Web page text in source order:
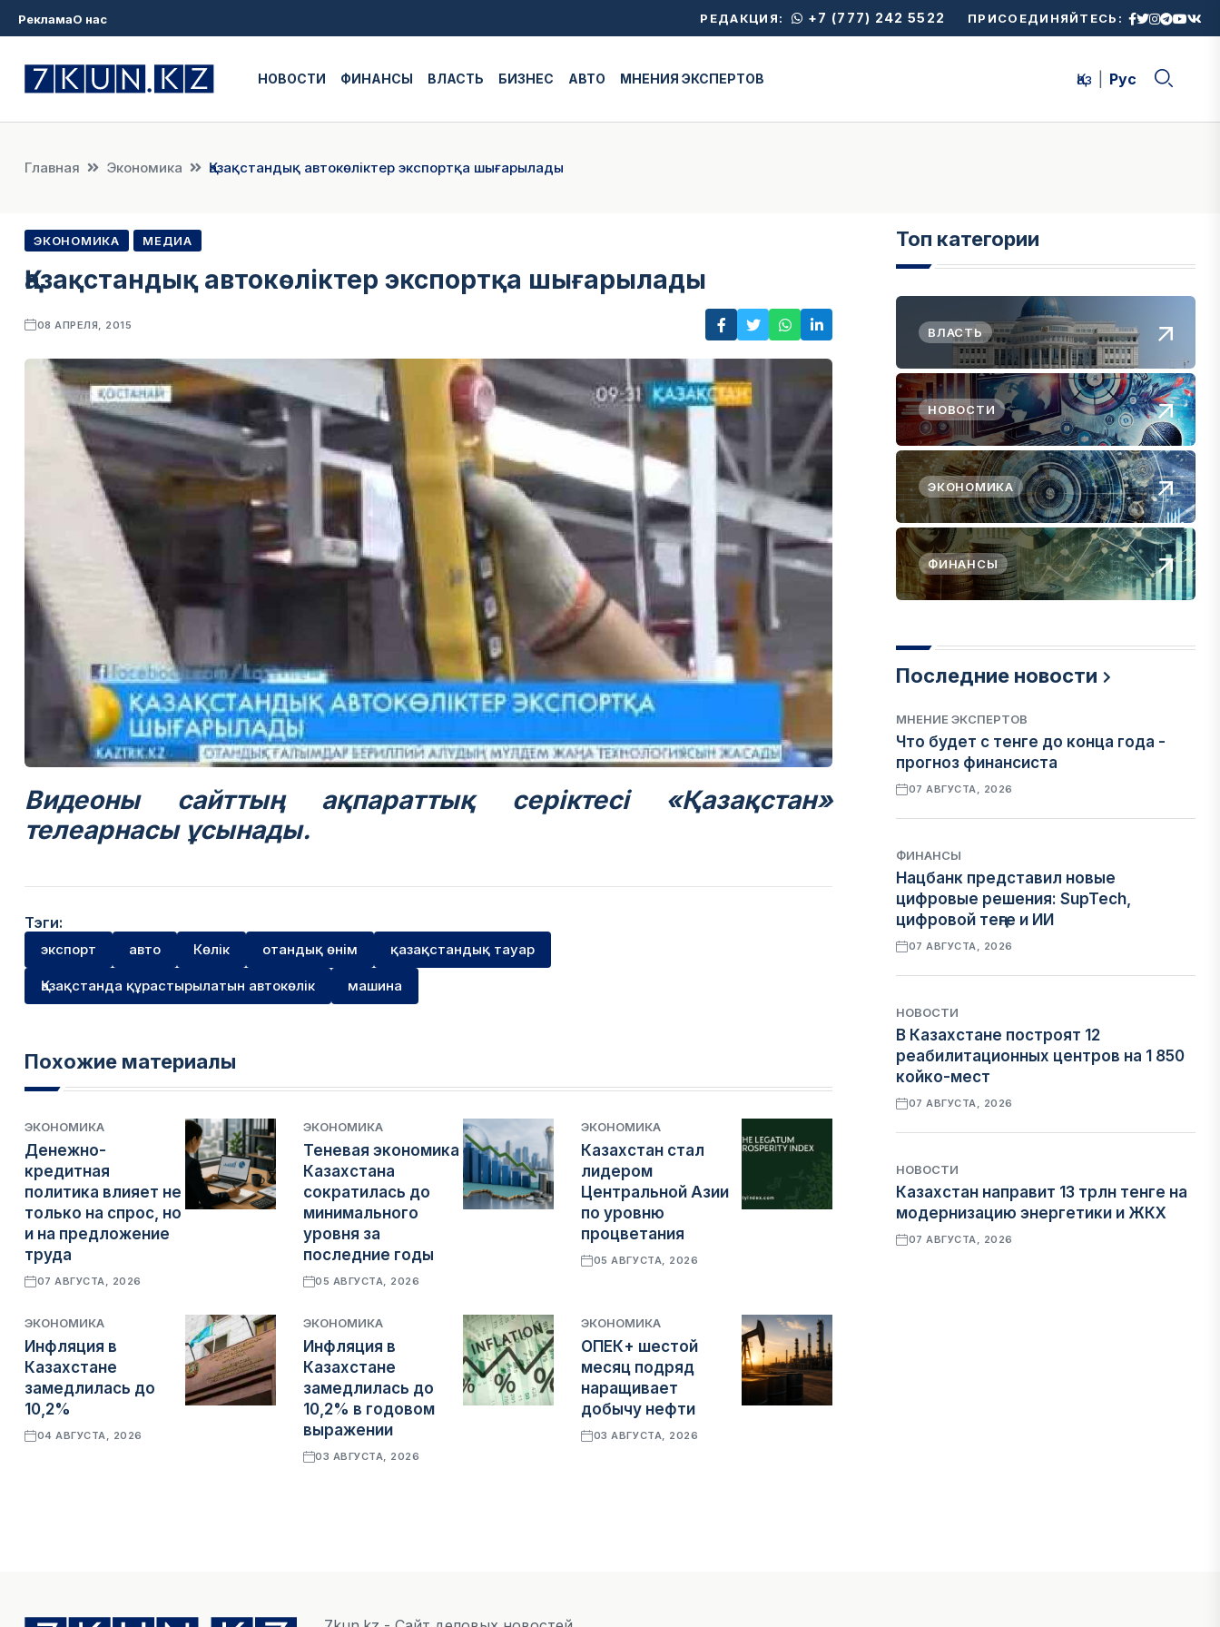
РекламаО нас РЕДАКЦИЯ: +7 (777) 242 5522 ПРИСОЕДИНЯЙТЕСЬ:
НОВОСТИ ФИНАНСЫ ВЛАСТЬ БИЗНЕС АВТО МНЕНИЯ ЭКСПЕРТОВ Қаз Рус
Главная Экономика Қазақстандық автокөліктер экспортқа шығарылады
ЭКОНОМИКА МЕДИА
Қазақстандық автокөліктер экспортқа шығарылады
08 АПРЕЛЯ, 2015
Видеоны сайттың ақпараттық серіктесі «Қазақстан»
телеарнасы ұсынады.
Тэги:
экспорт авто Көлік отандық өнім қазақстандық тауар
Қазақстанда құрастырылатын автокөлік машина
Похожие материалы
ЭКОНОМИКА
Денежно-
кредитная
политика влияет не
только на спрос, но
и на предложение
труда
07 АВГУСТА, 2026
ЭКОНОМИКА
Теневая экономика
Казахстана
сократилась до
минимального
уровня за
последние годы
05 АВГУСТА, 2026
ЭКОНОМИКА
Казахстан стал
лидером
Центральной Азии
по уровню
процветания
05 АВГУСТА, 2026
ЭКОНОМИКА
Инфляция в
Казахстане
замедлилась до
10,2%
04 АВГУСТА, 2026
ЭКОНОМИКА
Инфляция в
Казахстане
замедлилась до
10,2% в годовом
выражении
03 АВГУСТА, 2026
ЭКОНОМИКА
ОПЕК+ шестой
месяц подряд
наращивает
добычу нефти
03 АВГУСТА, 2026
Топ категории
ВЛАСТЬ
НОВОСТИ
ЭКОНОМИКА
ФИНАНСЫ
Последние новости
МНЕНИЕ ЭКСПЕРТОВ
Что будет с тенге до конца года -
прогноз финансиста
07 АВГУСТА, 2026
ФИНАНСЫ
Нацбанк представил новые
цифровые решения: SupTech,
цифровой теңге и ИИ
07 АВГУСТА, 2026
НОВОСТИ
В Казахстане построят 12
реабилитационных центров на 1 850
койко-мест
07 АВГУСТА, 2026
НОВОСТИ
Казахстан направит 13 трлн тенге на
модернизацию энергетики и ЖКХ
07 АВГУСТА, 2026